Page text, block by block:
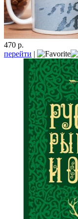
470 р.
перейти |